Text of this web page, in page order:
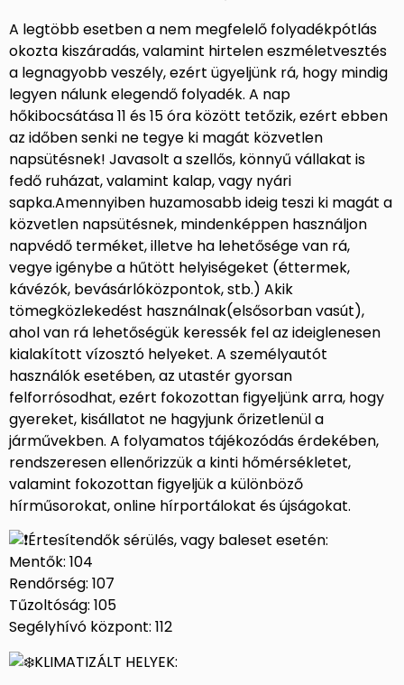
A legtöbb esetben a nem megfelelő folyadékpótlás
okozta kiszáradás, valamint hirtelen eszméletvesztés
a legnagyobb veszély, ezért ügyeljünk rá, hogy mindig
legyen nálunk elegendő folyadék. A nap
hőkibocsátása 11 és 15 óra között tetőzik, ezért ebben
az időben senki ne tegye ki magát közvetlen
napsütésnek! Javasolt a szellős, könnyű vállakat is
fedő ruházat, valamint kalap, vagy nyári
sapka.Amennyiben huzamosabb ideig teszi ki magát a
közvetlen napsütésnek, mindenképpen használjon
napvédő terméket, illetve ha lehetősége van rá,
vegye igénybe a hűtött helyiségeket (éttermek,
kávézók, bevásárlóközpontok, stb.) Akik
tömegközlekedést használnak(elsősorban vasút),
ahol van rá lehetőségük keressék fel az ideiglenesen
kialakított vízosztó helyeket. A személyautót
használók esetében, az utastér gyorsan
felforrósodhat, ezért fokozottan figyeljünk arra, hogy
gyereket, kisállatot ne hagyjunk őrizetlenül a
járművekben. A folyamatos tájékozódás érdekében,
rendszeresen ellenőrizzük a kinti hőmérsékletet,
valamint fokozottan figyeljük a különböző
hírműsorokat, online hírportálokat és újságokat.
Értesítendők sérülés, vagy baleset esetén:
Mentők: 104
Rendőrség: 107
Tűzoltóság: 105
Segélyhívó központ: 112
KLIMATIZÁLT HELYEK: